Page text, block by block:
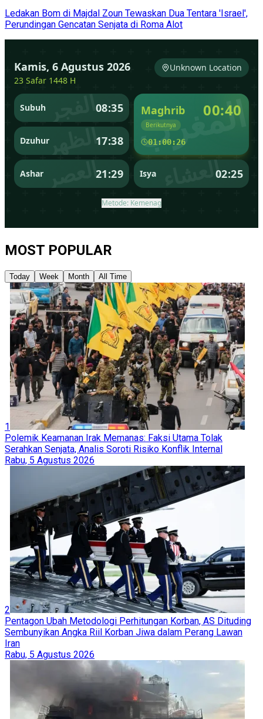
Ledakan Bom di Majdal Zoun Tewaskan Dua Tentara 'Israel',
Perundingan Gencatan Senjata di Roma Alot
MOST POPULAR
Today Week Month All Time
1
Polemik Keamanan Irak Memanas: Faksi Utama Tolak
Serahkan Senjata, Analis Soroti Risiko Konflik Internal
Rabu, 5 Agustus 2026
2
Pentagon Ubah Metodologi Perhitungan Korban, AS Dituding
Sembunyikan Angka Riil Korban Jiwa dalam Perang Lawan
Iran
Rabu, 5 Agustus 2026